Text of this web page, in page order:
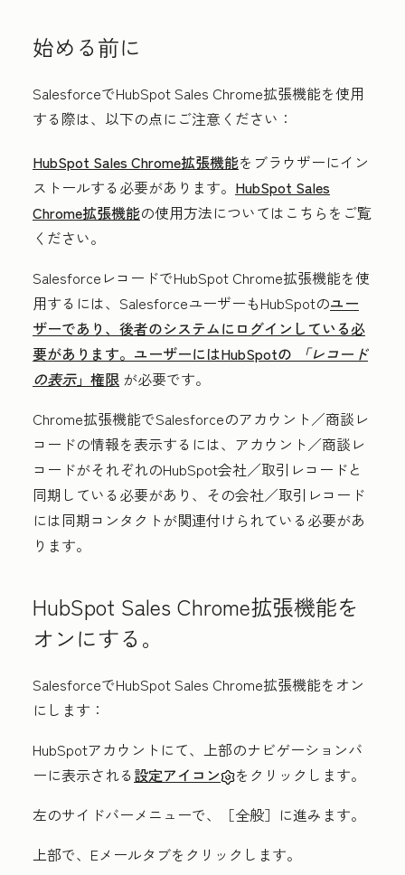
始める前に
SalesforceでHubSpot Sales Chrome拡張機能を使用
する際は、以下の点にご注意ください：
HubSpot Sales Chrome拡張機能をブラウザーにイン
ストールする必要があります。 HubSpot Sales
Chrome拡張機能の使用方法についてはこちらをご覧
ください。
SalesforceレコードでHubSpot Chrome拡張機能を使
用するには、SalesforceユーザーもHubSpotのユー
ザーであり、後者のシステムにログインしている必
要があります。ユーザーにはHubSpotの
「レコード
の表示」権限 が必要です。
Chrome拡張機能でSalesforceのアカウント／商談レ
コードの情報を表示するには、アカウント／商談レ
コードがそれぞれのHubSpot会社／取引レコードと
同期している必要があり、その会社／取引レコード
には同期コンタクトが関連付けられている必要があ
ります。
HubSpot Sales Chrome拡張機能を
オンにする。
SalesforceでHubSpot Sales Chrome拡張機能をオン
にします：
HubSpotアカウントにて、上部のナビゲーションバ
ーに表示される設定アイコン
をクリックします。
左のサイドバーメニューで、［全般］ に進みます。
上部で、 Eメールタブをクリックします。